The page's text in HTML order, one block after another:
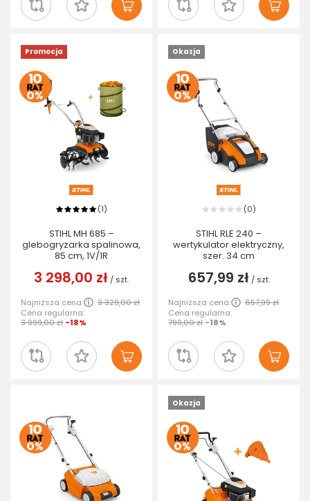
Promocja
(1)
STIHL MH 685 –
glebogryzarka spalinowa,
85 cm, 1V/1R
3 298,00 zł / szt.
Najniższa cena:
3 329,00 zł
Cena regularna:
3 999,00 zł -18%
Okazja
(0)
STIHL RLE 240 –
wertykulator elektryczny,
szer. 34 cm
657,99 zł / szt.
Najniższa cena:
657,99 zł
Cena regularna:
799,00 zł -18%
Okazja